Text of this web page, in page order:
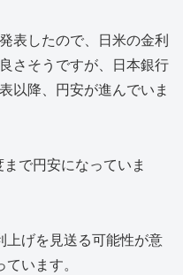
表したので、日米の金利
さそうですが、日本銀行
以降、円安が進んでいま
で円安になっていま
げを見送る可能性が意
います。